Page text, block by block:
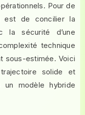
Pour de
est de concilier la
la sécurité d’une
technique
sous-estimée. Voici
solide et
un modèle hybride